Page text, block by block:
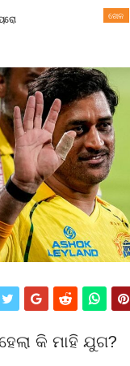
ଖେଳ
କି ମାହି ଯୁଗ?